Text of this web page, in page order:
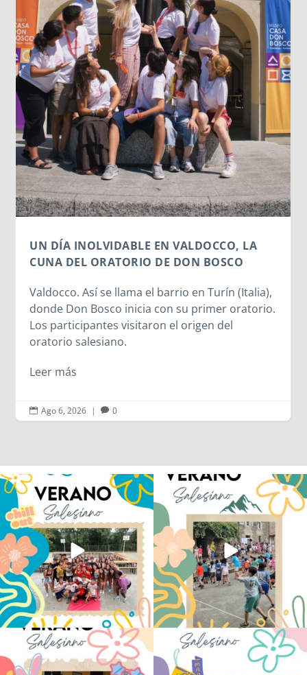
LOS DATOS BIOMÉTRICOS: NUESTRA
IDENTIDAD EN JUEGO
Cada vez que jugamos con la inteligencia
artificial subiendo nuestra imagen para generar
un avatar gracioso, en el fondo estamos
cediendo una parte de nuestra identidad. El
escaneo facial no es un simple pasatiempo
inofensivo; nuestra cara es una seña de
identidad...
Leer más
 Ago 6, 2026 | 
Los alumnos de 6º de Primaria, 1º y 2º
de la ESO...
145 2
La diversión y la alegría también se han
sentido...
95 0
No hay verano sin que sea Salesiano ❤️
💫 en Luz 4
...
0
viviendo la alegría en el campamento
...